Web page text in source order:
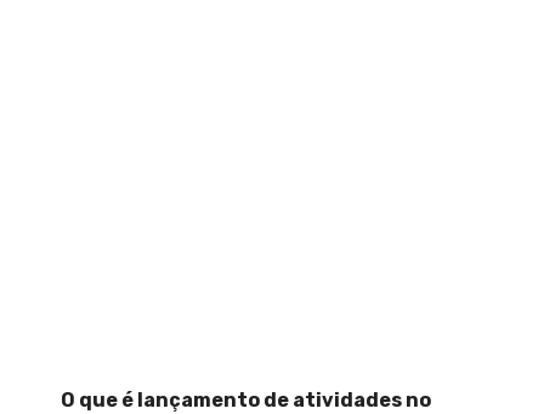
O que é lançamento de atividades no